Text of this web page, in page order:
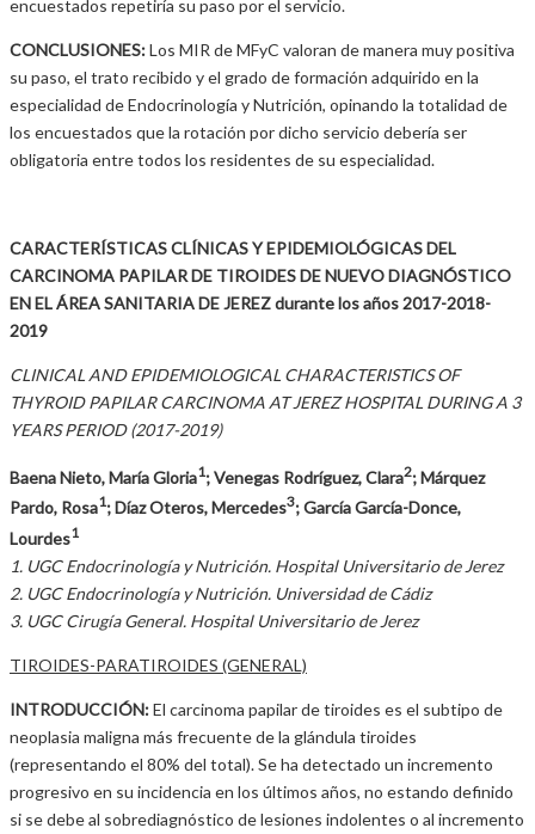
encuestados repetiría su paso por el servicio.
CONCLUSIONES:Los MIR de MFyC valoran de manera muy positiva
su paso, el trato recibido y el grado de formación adquirido en la
especialidad de Endocrinología y Nutrición, opinando la totalidad de
los encuestados que la rotación por dicho servicio debería ser
obligatoria entre todos los residentes de su especialidad.
CARACTERÍSTICAS CLÍNICAS Y EPIDEMIOLÓGICAS DEL
CARCINOMA PAPILAR DE TIROIDES DE NUEVO DIAGNÓSTICO
EN EL ÁREA SANITARIA DE JEREZ durante los años 2017-2018-
2019
CLINICAL AND EPIDEMIOLOGICAL CHARACTERISTICS OF
THYROID PAPILAR CARCINOMA AT JEREZ HOSPITAL DURING A 3
YEARS PERIOD (2017-2019)
Baena Nieto, María Gloria1; Venegas Rodríguez, Clara2; Márquez
Pardo, Rosa1; Díaz Oteros, Mercedes3; García García-Donce,
Lourdes1
1. UGC Endocrinología y Nutrición. Hospital Universitario de Jerez
2. UGC Endocrinología y Nutrición. Universidad de Cádiz
3. UGC Cirugía General. Hospital Universitario de Jerez
TIROIDES-PARATIROIDES (GENERAL)
INTRODUCCIÓN:El carcinoma papilar de tiroides es el subtipo de
neoplasia maligna más frecuente de la glándula tiroides
(representando el 80% del total). Se ha detectado un incremento
progresivo en su incidencia en los últimos años, no estando definido
si se debe al sobrediagnóstico de lesiones indolentes o al incremento